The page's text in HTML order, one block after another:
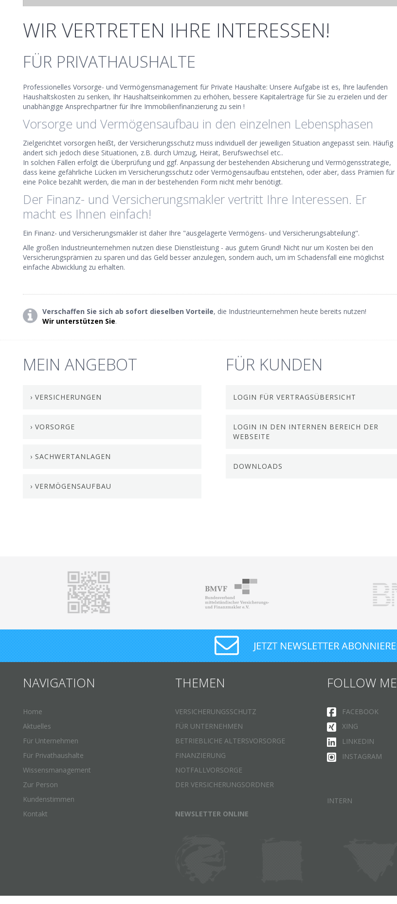
WIR VERTRETEN IHRE INTERESSEN!
FÜR PRIVATHAUSHALTE
Professionelles Vorsorge- und Vermögensmanagement für Private Haushalte: Unsere Aufgabe ist es, Ihre laufenden
Haushaltskosten zu senken, Ihr Haushaltseinkommen zu erhöhen, bessere Kapitalerträge für Sie zu erzielen und der
unabhängige Ansprechpartner für Ihre Immobilienfinanzierung zu sein !
Vorsorge und Vermögensaufbau in den einzelnen Lebensphasen
Zielgerichtet vorsorgen heißt, der Versicherungsschutz muss individuell der jeweiligen Situation angepasst sein. Häufig
ändert sich jedoch diese Situationen, z.B. durch Umzug, Heirat, Berufswechsel etc..
In solchen Fällen erfolgt die Überprüfung und ggf. Anpassung der bestehenden Absicherung und Vermögensstrategie,
dass keine gefährliche Lücken im Versicherungsschutz oder Vermögensaufbau entstehen, oder aber, dass Prämien für
eine Police bezahlt werden, die man in der bestehenden Form nicht mehr benötigt.
Der Finanz- und Versicherungsmakler vertritt Ihre Interessen. Er
macht es Ihnen einfach!
Ein Finanz- und Versicherungsmakler ist daher Ihre "ausgelagerte Vermögens- und Versicherungsabteilung".
Alle großen Industrieunternehmen nutzen diese Dienstleistung - aus gutem Grund! Nicht nur um Kosten bei den
Versicherungsprämien zu sparen und das Geld besser anzulegen, sondern auch, um im Schadensfall eine möglichst
einfache Abwicklung zu erhalten.
Verschaffen Sie sich ab sofort dieselben Vorteile, die Industrieunternehmen heute bereits nutzen!
Wir unterstützen Sie.
MEIN ANGEBOT
› VERSICHERUNGEN
› VORSORGE
› SACHWERTANLAGEN
› VERMÖGENSAUFBAU
FÜR KUNDEN
LOGIN FÜR VERTRAGSÜBERSICHT
LOGIN IN DEN INTERNEN BEREICH DER
WEBSEITE
DOWNLOADS
NAVIGATION
Home
Aktuelles
Für Unternehmen
Für Privathaushalte
Wissensmanagement
Zur Person
Kundenstimmen
Kontakt
THEMEN
VERSICHERUNGSSCHUTZ
FÜR UNTERNEHMEN
BETRIEBLICHE ALTERSVORSORGE
FINANZIERUNG
NOTFALLVORSORGE
DER VERSICHERUNGSORDNER
NEWSLETTER ONLINE
FOLLOW ME
FACEBOOK
XING
LINKEDIN
INSTAGRAM
INTERN